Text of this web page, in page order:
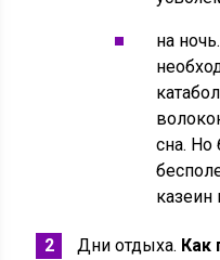
на
сна. Но
Дни отдыха. Как